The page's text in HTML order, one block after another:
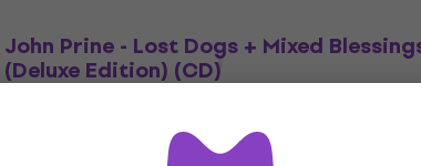
John Prine - Lost Dogs + Mixed
(Deluxe Edition) (CD)
MUZMUZ-20